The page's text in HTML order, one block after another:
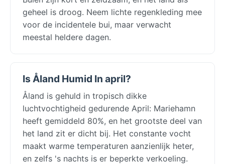
geheel is droog. Neem lichte regenkleding mee
voor de incidentele bui, maar verwacht
meestal heldere dagen.
Is Åland Humid In april?
Åland is gehuld in tropisch dikke
luchtvochtigheid gedurende April: Mariehamn
heeft gemiddeld 80%, en het grootste deel van
het land zit er dicht bij. Het constante vocht
maakt warme temperaturen aanzienlijk heter,
en zelfs 's nachts is er beperkte verkoeling.